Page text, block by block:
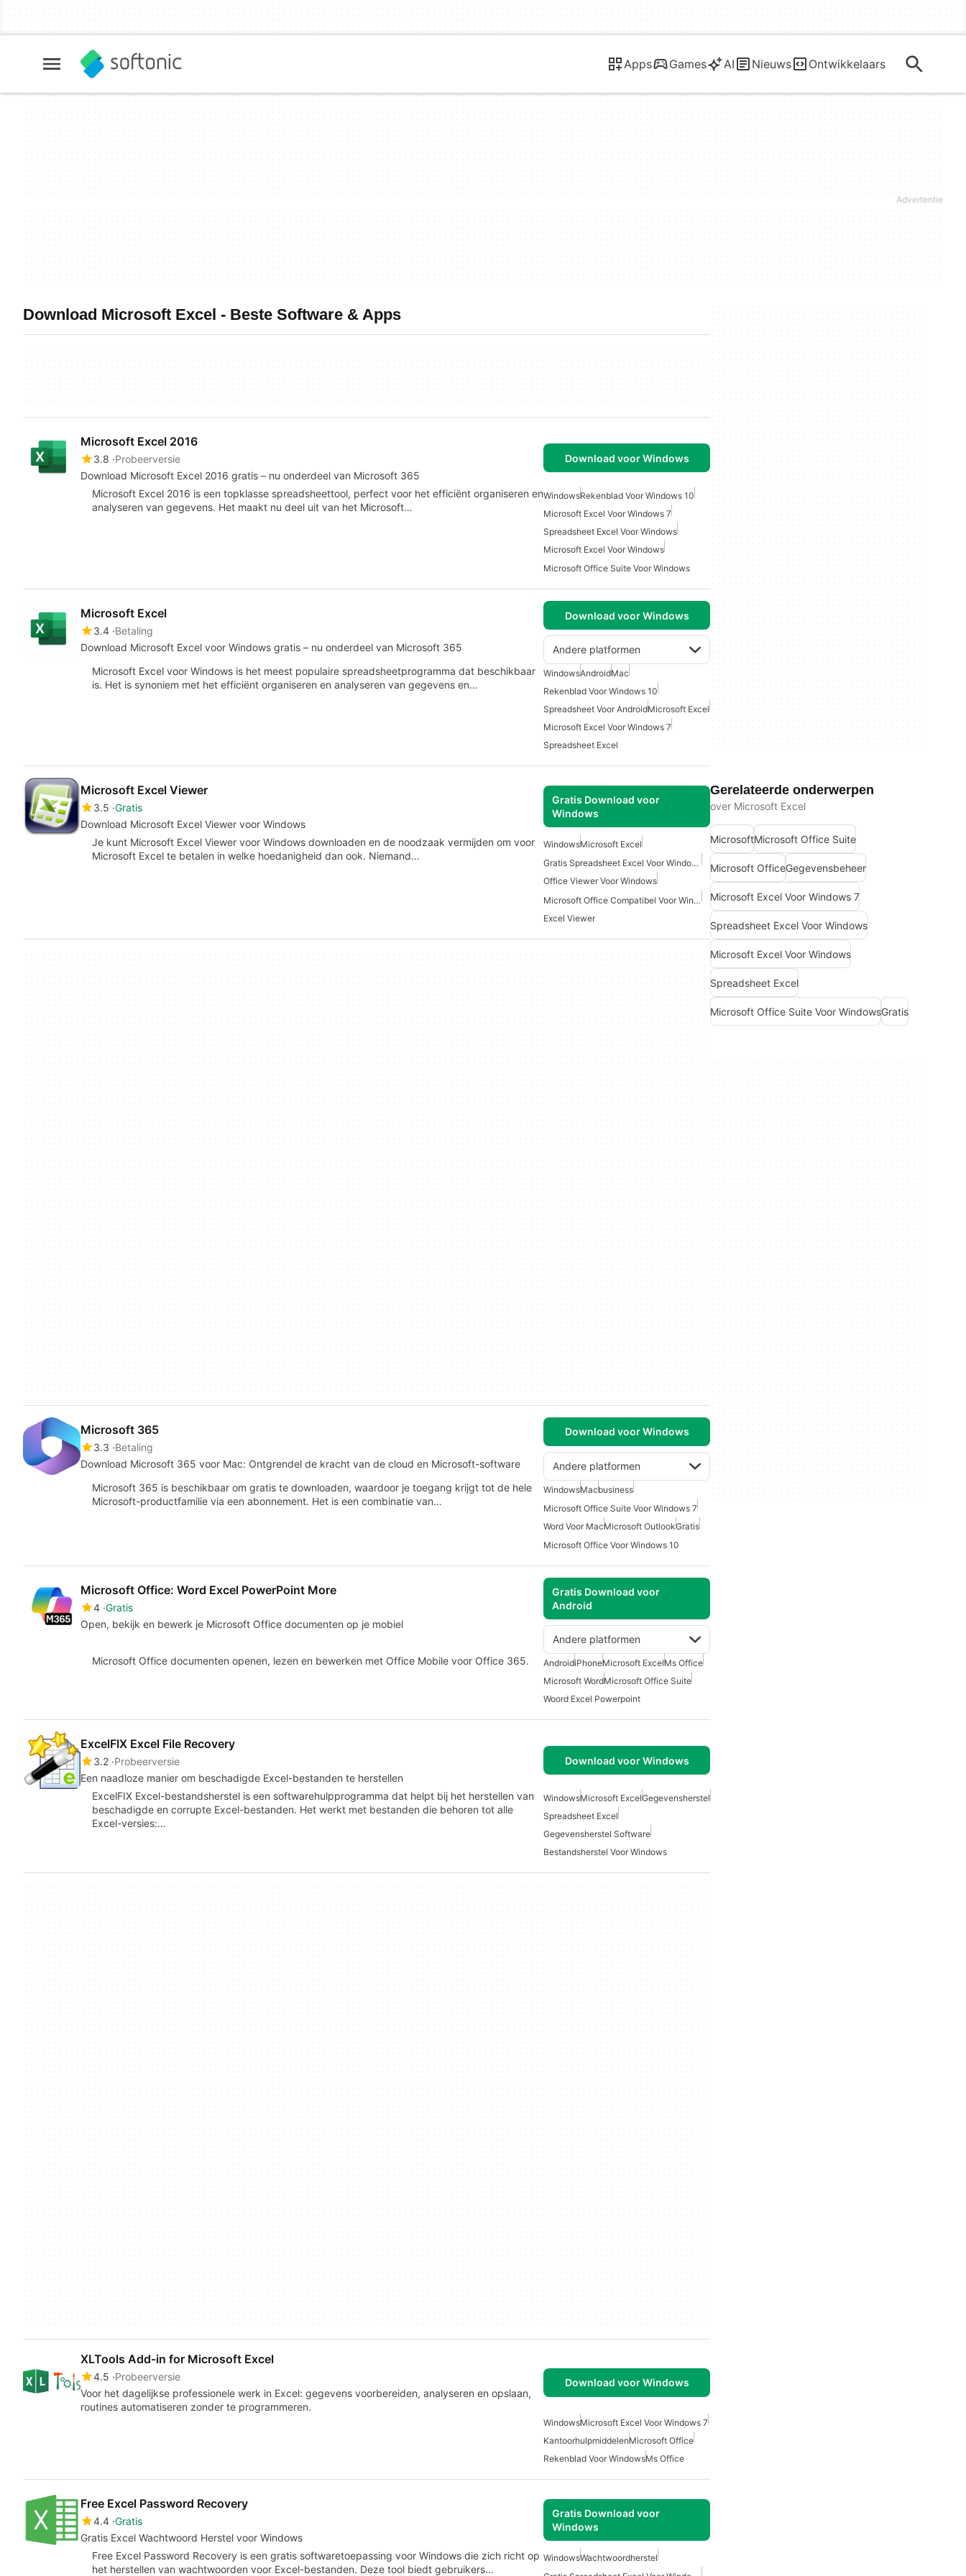
Apps Games AI Nieuws Ontwikkelaars
Download Microsoft Excel - Beste Software & Apps
Microsoft Excel 2016
3.8 Probeerversie
Download Microsoft Excel 2016 gratis – nu onderdeel van Microsoft 365
Download voor Windows
Microsoft Excel 2016 is een topklasse spreadsheettool, perfect voor het efficiënt organiseren en
analyseren van gegevens. Het maakt nu deel uit van het Microsoft…
WindowsRekenblad Voor Windows 10
Microsoft Excel Voor Windows 7
Spreadsheet Excel Voor Windows
Microsoft Excel Voor Windows
Microsoft Office Suite Voor Windows
Microsoft Excel
3.4 Betaling
Download Microsoft Excel voor Windows gratis – nu onderdeel van Microsoft 365
Download voor Windows
Andere platformen
Microsoft Excel voor Windows is het meest populaire spreadsheetprogramma dat beschikbaar
is. Het is synoniem met het efficiënt organiseren en analyseren van gegevens en…
WindowsAndroidMac
Rekenblad Voor Windows 10
Spreadsheet Voor AndroidMicrosoft Excel
Microsoft Excel Voor Windows 7
Spreadsheet Excel
Microsoft Excel Viewer
3.5 Gratis
Download Microsoft Excel Viewer voor Windows
Gratis Download voor
Windows
Je kunt Microsoft Excel Viewer voor Windows downloaden en de noodzaak vermijden om voor
Microsoft Excel te betalen in welke hoedanigheid dan ook. Niemand…
WindowsMicrosoft Excel
Gratis Spreadsheet Excel Voor Windows
Office Viewer Voor Windows
Microsoft Office Compatibel Voor Windows 7
Excel Viewer
Microsoft 365
3.3 Betaling
Download Microsoft 365 voor Mac: Ontgrendel de kracht van de cloud en Microsoft-software
Download voor Windows
Andere platformen
Microsoft 365 is beschikbaar om gratis te downloaden, waardoor je toegang krijgt tot de hele
Microsoft-productfamilie via een abonnement. Het is een combinatie van…
WindowsMacbusiness
Microsoft Office Suite Voor Windows 7
Word Voor MacMicrosoft OutlookGratis
Microsoft Office Voor Windows 10
Microsoft Office: Word Excel PowerPoint More
4 Gratis
Open, bekijk en bewerk je Microsoft Office documenten op je mobiel
Gratis Download voor
Android
Andere platformen
Microsoft Office documenten openen, lezen en bewerken met Office Mobile voor Office 365.
AndroidiPhoneMicrosoft ExcelMs Office
Microsoft WordMicrosoft Office Suite
Woord Excel Powerpoint
ExcelFIX Excel File Recovery
3.2 Probeerversie
Een naadloze manier om beschadigde Excel-bestanden te herstellen
Download voor Windows
ExcelFIX Excel-bestandsherstel is een softwarehulpprogramma dat helpt bij het herstellen van
beschadigde en corrupte Excel-bestanden. Het werkt met bestanden die behoren tot alle
Excel-versies:…
WindowsMicrosoft ExcelGegevensherstel
Spreadsheet Excel
Gegevensherstel Software
Bestandsherstel Voor Windows
XLTools Add-in for Microsoft Excel
4.5 Probeerversie
Voor het dagelijkse professionele werk in Excel: gegevens voorbereiden, analyseren en opslaan,
routines automatiseren zonder te programmeren.
Download voor Windows
WindowsMicrosoft Excel Voor Windows 7
KantoorhulpmiddelenMicrosoft Office
Rekenblad Voor WindowsMs Office
Free Excel Password Recovery
4.4 Gratis
Gratis Excel Wachtwoord Herstel voor Windows
Gratis Download voor
Windows
Free Excel Password Recovery is een gratis softwaretoepassing voor Windows die zich richt op
het herstellen van wachtwoorden voor Excel-bestanden. Deze tool biedt gebruikers…
WindowsWachtwoordherstel
Gerelateerde onderwerpen
over Microsoft Excel
MicrosoftMicrosoft Office Suite
Microsoft OfficeGegevensbeheer
Microsoft Excel Voor Windows 7
Spreadsheet Excel Voor Windows
Microsoft Excel Voor Windows
Spreadsheet Excel
Microsoft Office Suite Voor WindowsGratis